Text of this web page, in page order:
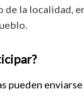
de la localidad,
pueden